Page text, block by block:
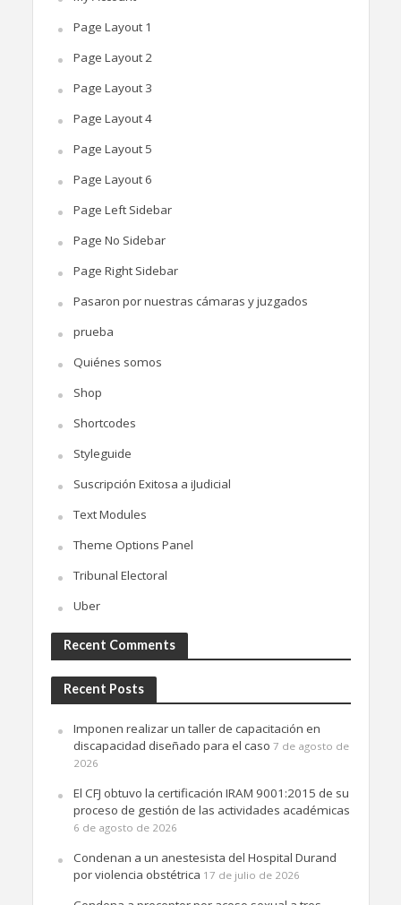
Page Layout 1
Page Layout 2
Page Layout 3
Page Layout 4
Page Layout 5
Page Layout 6
Page Left Sidebar
Page No Sidebar
Page Right Sidebar
Pasaron por nuestras cámaras y juzgados
prueba
Quiénes somos
Shop
Shortcodes
Styleguide
Suscripción Exitosa a iJudicial
Text Modules
Theme Options Panel
Tribunal Electoral
Uber
Recent Comments
Recent Posts
Imponen realizar un taller de capacitación en
discapacidad diseñado para el caso 7 de agosto de
2026
El CFJ obtuvo la certificación IRAM 9001:2015 de su
proceso de gestión de las actividades académicas
6 de agosto de 2026
Condenan a un anestesista del Hospital Durand
por violencia obstétrica 17 de julio de 2026